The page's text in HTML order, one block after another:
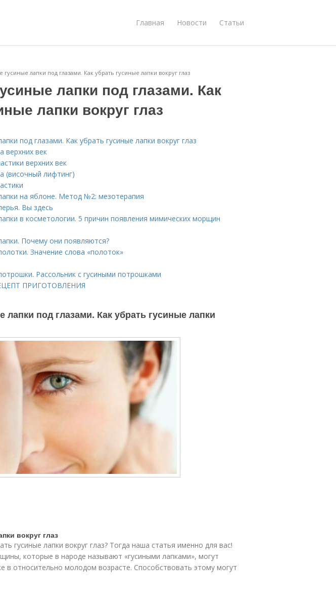
Главная Новости Статьи
гусиные лапки под глазами. Как убрать гусиные лапки вокруг глаз
лапки под глазами. Как
лапки вокруг глаз
под глазами. Как убрать гусиные лапки вокруг глаз
верхних век
верхних век
(височный лифтинг)
на яблоне. Метод №2: мезотерапия
Вы здесь
в косметологии. 5 причин появления мимических морщин
Почему они появляются?
Значение слова «полоток»
Рассольник с гусиными потрошками
ПРИГОТОВЛЕНИЯ
лапки под глазами. Как убрать гусиные лапки
вокруг глаз
гусиные лапки вокруг глаз? Тогда наша статья именно для вас!
которые в народе называют «гусиными лапками», могут
в относительно молодом возрасте. Способствовать этому могут